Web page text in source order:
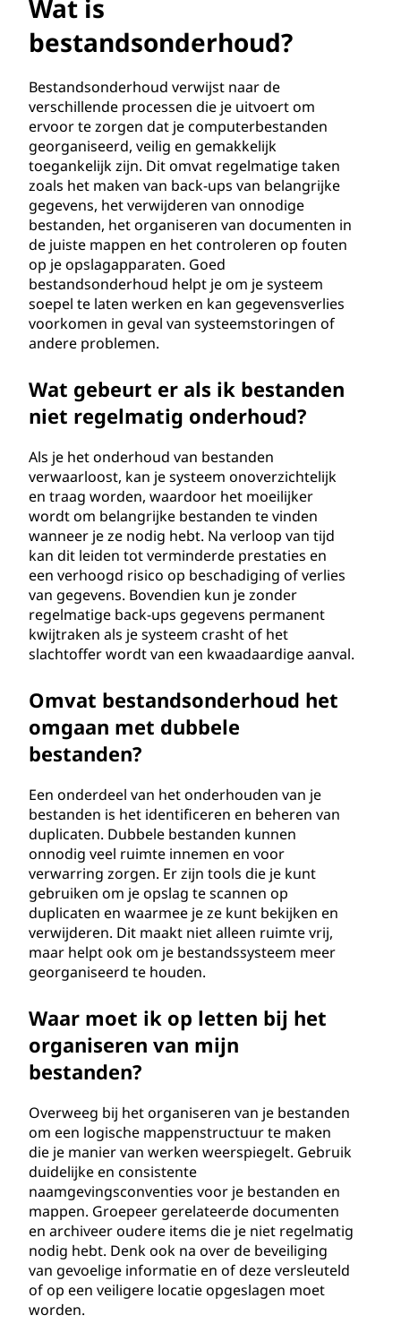
Wat is
bestandsonderhoud?
Bestandsonderhoud verwijst naar de
verschillende processen die je uitvoert om
ervoor te zorgen dat je computerbestanden
georganiseerd, veilig en gemakkelijk
toegankelijk zijn. Dit omvat regelmatige taken
zoals het maken van back-ups van belangrijke
gegevens, het verwijderen van onnodige
bestanden, het organiseren van documenten in
de juiste mappen en het controleren op fouten
op je opslagapparaten. Goed
bestandsonderhoud helpt je om je systeem
soepel te laten werken en kan gegevensverlies
voorkomen in geval van systeemstoringen of
andere problemen.
Wat gebeurt er als ik bestanden
niet regelmatig onderhoud?
Als je het onderhoud van bestanden
verwaarloost, kan je systeem onoverzichtelijk
en traag worden, waardoor het moeilijker
wordt om belangrijke bestanden te vinden
wanneer je ze nodig hebt. Na verloop van tijd
kan dit leiden tot verminderde prestaties en
een verhoogd risico op beschadiging of verlies
van gegevens. Bovendien kun je zonder
regelmatige back-ups gegevens permanent
kwijtraken als je systeem crasht of het
slachtoffer wordt van een kwaadaardige aanval.
Omvat bestandsonderhoud het
omgaan met dubbele
bestanden?
Een onderdeel van het onderhouden van je
bestanden is het identificeren en beheren van
duplicaten. Dubbele bestanden kunnen
onnodig veel ruimte innemen en voor
verwarring zorgen. Er zijn tools die je kunt
gebruiken om je opslag te scannen op
duplicaten en waarmee je ze kunt bekijken en
verwijderen. Dit maakt niet alleen ruimte vrij,
maar helpt ook om je bestandssysteem meer
georganiseerd te houden.
Waar moet ik op letten bij het
organiseren van mijn
bestanden?
Overweeg bij het organiseren van je bestanden
om een logische mappenstructuur te maken
die je manier van werken weerspiegelt. Gebruik
duidelijke en consistente
naamgevingsconventies voor je bestanden en
mappen. Groepeer gerelateerde documenten
en archiveer oudere items die je niet regelmatig
nodig hebt. Denk ook na over de beveiliging
van gevoelige informatie en of deze versleuteld
of op een veiligere locatie opgeslagen moet
worden.